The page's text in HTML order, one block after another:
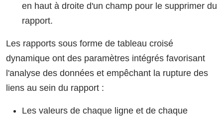
en haut à droite d'un champ pour le supprimer du
rapport.
Les rapports sous forme de tableau croisé
dynamique ont des paramètres intégrés favorisant
l'analyse des données et empêchant la rupture des
liens au sein du rapport :
Les valeurs de chaque ligne et de chaque